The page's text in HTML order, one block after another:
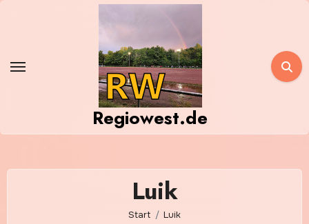
Regiowest.de
Luik
Start Luik